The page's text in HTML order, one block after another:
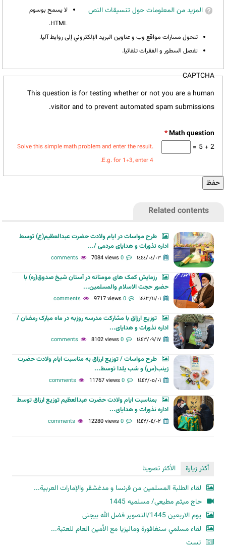
المزيد من المعلومات حول تنسيقات النص
لا يسمح بوسوم
HTML.
تتحول مسارات مواقع وب و عناوين البريد الإلكتروني إلى روابط آليا.
تفصل السطور و الفقرات تلقائيا.
CAPTCHA
This question is for testing whether or not you are a human
visitor and to prevent automated spam submissions.
*
2 + 5 =
Solve this simple math problem and enter the result.
E.g. for 1+3, enter 4.
Related contents
طرح مواسات در ایام ولادت حضرت عبدالعظیم(ع) توسط
اداره نذورات و هدایای مردمی /...
١٤٤٤/٠٤/٠٣ 0 comments
7084 views
رزمایش کمک های مومنانه در آستان شیخ صدوق(ره) با
حضور حجت الاسلام والمسلمین...
١٤٤٣/١١/٠١ 0 comments
9717 views
توزیع ارزاق با مشارکت مدرسه روزبه در ماه مبارک رمضان /
اداره نذورات و هدایای...
١٤٤٣/٠٩/١٧ 0 comments
8102 views
طرح مواسات / توزیع ارزاق به مناسبت ایام ولادت حضرت
زینب(س) و شب یلدا توسط...
١٤٤٢/٠٥/٠١ 0 comments
11767 views
بمناسبت ایام ولادت حضرت عبدالعظیم توزیع ارزاق توسط
اداره نذورات و هدایای...
١٤٤٢/٠٤/٠٢ 0 comments
12280 views
أكثر زيارة
الأكثر تصويتا
لقاء الطلبة المسلمين من فرنسا و مدغشقر والإمارات العربية...
حاج میثم مطیعی/ مسلمیه 1445
یوم الاربعین 1445/التصویر فضل الله بیجنی
لقاء مسلمي سنغافورة وماليزيا مع الأمين العام للعتبة...
تست